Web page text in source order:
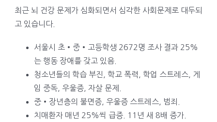
최근 뇌 건강 문제가 심화되면서 심각한 사회문제로 대두되
고 있습니다.
서울시 초•중•고등학생 2672명 조사 결과 25%
는 행동 장애를 갖고 있음.
청소년들의 학습 부진, 학교 폭력, 학업 스트레스, 게
임 중독, 우울증, 자살 문제.
중•장년층의 불면증, 우울증 스트레스, 범죄.
치매환자 매년 25%씩 급증. 11년 새 8배 증가.